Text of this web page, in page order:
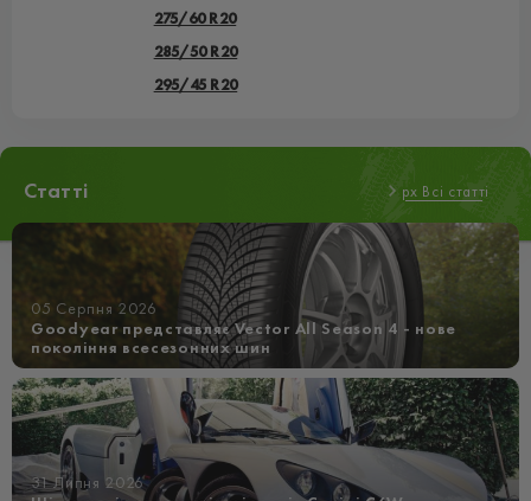
275/60 R20
285/50 R20
295/45 R20
Статті px Всі статті
05 Серпня 2026
Goodyear представляє Vector All Season 4 - нове
покоління всесезонних шин
31 Липня 2026